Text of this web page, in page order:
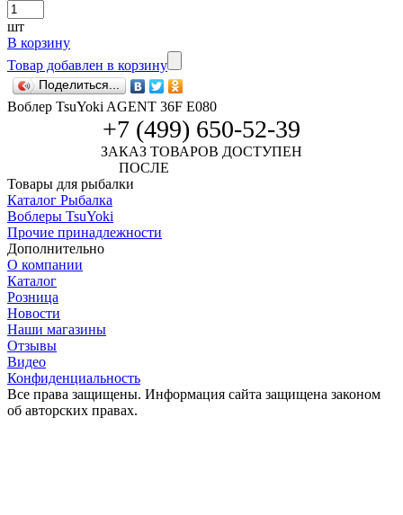
шт
В корзину
Товар добавлен в корзину
Поделиться...
Воблер TsuYoki AGENT 36F E080
+7 (499) 650-52-39
ЗАКАЗ ТОВАРОВ ДОСТУПЕН
ПОСЛЕ
Товары для рыбалки
Каталог Рыбалка
Воблеры TsuYoki
Прочие принадлежности
Дополнительно
О компании
Каталог
Розница
Новости
Наши магазины
Отзывы
Видео
Конфиденциальность
Все права защищены. Информация сайта защищена законом
об авторских правах.